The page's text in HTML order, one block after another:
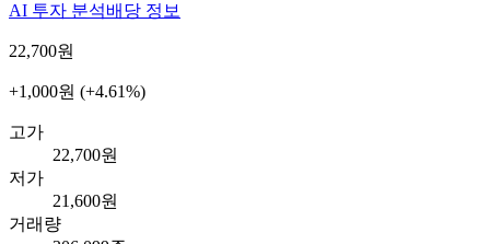
AI 투자 분석배당 정보
22,700원
+1,000원 (+4.61%)
고가
22,700원
저가
21,600원
거래량